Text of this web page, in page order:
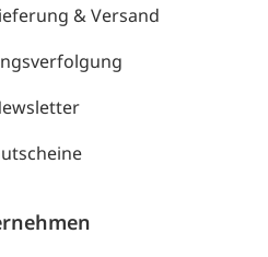
& Versand